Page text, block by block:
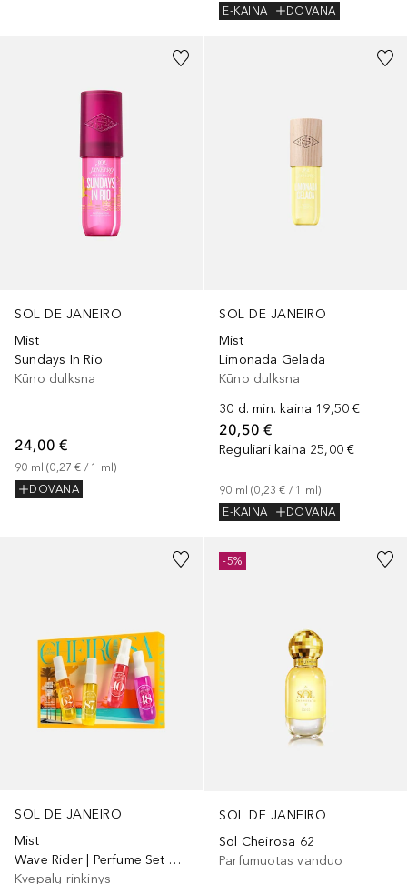
E-KAINA
DOVANA
SOL DE JANEIRO
Mist
Sundays In Rio
Kūno dulksna
24,00 €
90 ml (0,27 € / 1 ml)
DOVANA
SOL DE JANEIRO
Mist
Limonada Gelada
Kūno dulksna
30 d. min. kaina 19,50 €
20,50 €
Reguliari kaina 25,00 €
90 ml (0,23 € / 1 ml)
E-KAINA
DOVANA
SOL DE JANEIRO
Mist
Wave Rider | Perfume Set Cheirosa Discovery
Kvepalų rinkinys
SOL DE JANEIRO
Sol Cheirosa 62
Parfumuotas vanduo
-5%